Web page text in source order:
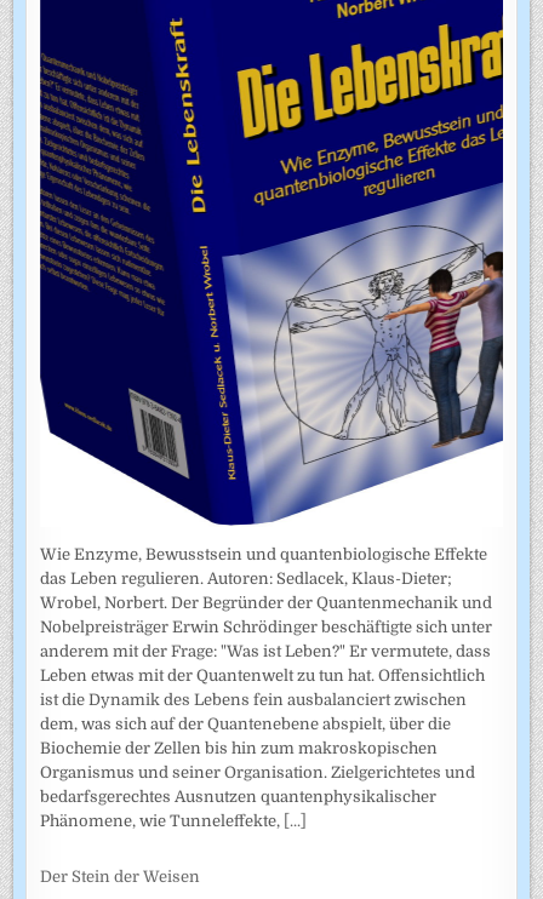
Wie Enzyme, Bewusstsein und quantenbiologische Effekte
das Leben regulieren. Autoren: Sedlacek, Klaus-Dieter;
Wrobel, Norbert. Der Begründer der Quantenmechanik und
Nobelpreisträger Erwin Schrödinger beschäftigte sich unter
anderem mit der Frage: "Was ist Leben?" Er vermutete, dass
Leben etwas mit der Quantenwelt zu tun hat. Offensichtlich
ist die Dynamik des Lebens fein ausbalanciert zwischen
dem, was sich auf der Quantenebene abspielt, über die
Biochemie der Zellen bis hin zum makroskopischen
Organismus und seiner Organisation. Zielgerichtetes und
bedarfsgerechtes Ausnutzen quantenphysikalischer
Phänomene, wie Tunneleffekte, [...]
Der Stein der Weisen